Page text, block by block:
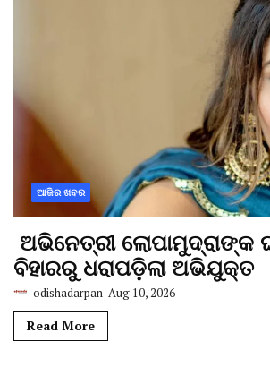
ଆଜିର ଖବର
ଅଭିନେତ୍ରୀ ଲୋପାମୁଦ୍ରାଙ୍କ
ବିହାରରୁ ଧରାପଡ଼ିଲା ଅଭିଯୁକ୍ତ
odishadarpan Aug 10, 2026
Read More